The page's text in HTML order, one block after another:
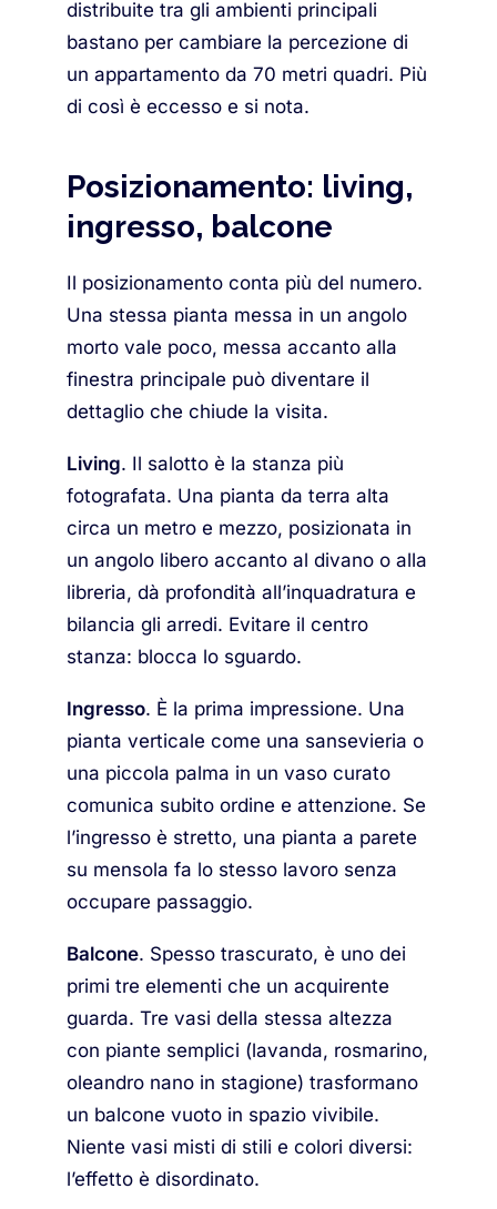
distribuite tra gli ambienti principali
bastano per cambiare la percezione di
un appartamento da 70 metri quadri. Più
di così è eccesso e si nota.
Posizionamento: living,
ingresso, balcone
Il posizionamento conta più del numero.
Una stessa pianta messa in un angolo
morto vale poco, messa accanto alla
finestra principale può diventare il
dettaglio che chiude la visita.
Living. Il salotto è la stanza più
fotografata. Una pianta da terra alta
circa un metro e mezzo, posizionata in
un angolo libero accanto al divano o alla
libreria, dà profondità all’inquadratura e
bilancia gli arredi. Evitare il centro
stanza: blocca lo sguardo.
Ingresso. È la prima impressione. Una
pianta verticale come una sansevieria o
una piccola palma in un vaso curato
comunica subito ordine e attenzione. Se
l’ingresso è stretto, una pianta a parete
su mensola fa lo stesso lavoro senza
occupare passaggio.
Balcone. Spesso trascurato, è uno dei
primi tre elementi che un acquirente
guarda. Tre vasi della stessa altezza
con piante semplici (lavanda, rosmarino,
oleandro nano in stagione) trasformano
un balcone vuoto in spazio vivibile.
Niente vasi misti di stili e colori diversi:
l’effetto è disordinato.